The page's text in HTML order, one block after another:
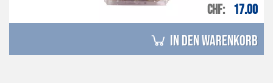
CHF 17.00
in den Warenkorb